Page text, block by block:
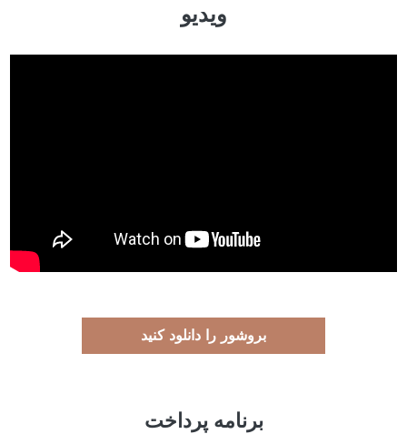
ویدیو
بروشور را دانلود کنید
برنامه پرداخت